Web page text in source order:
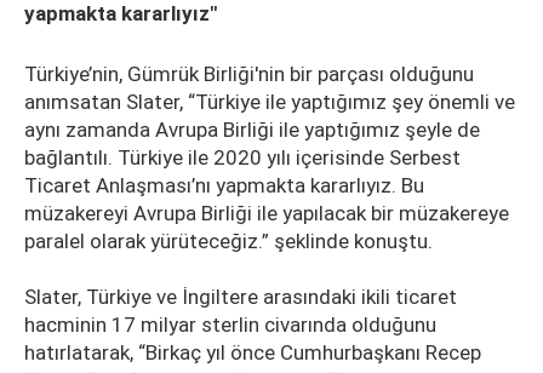
yapmakta kararlıyız"
Türkiye’nin, Gümrük Birliği'nin bir parçası olduğunu
anımsatan Slater, “Türkiye ile yaptığımız şey önemli ve
aynı zamanda Avrupa Birliği ile yaptığımız şeyle de
bağlantılı. Türkiye ile 2020 yılı içerisinde Serbest
Ticaret Anlaşması’nı yapmakta kararlıyız. Bu
müzakereyi Avrupa Birliği ile yapılacak bir müzakereye
paralel olarak yürüteceğiz.” şeklinde konuştu.
Slater, Türkiye ve İngiltere arasındaki ikili ticaret
hacminin 17 milyar sterlin civarında olduğunu
hatırlatarak, “Birkaç yıl önce Cumhurbaşkanı Recep